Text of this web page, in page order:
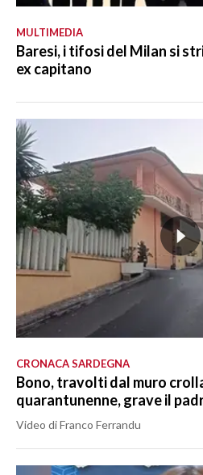
MULTIMEDIA
Baresi, i tifosi del Milan si
ex capitano
CRONACA SARDEGNA
Bono, travolti dal muro
quarantunenne, grave il
Video di Franco Ferrandu